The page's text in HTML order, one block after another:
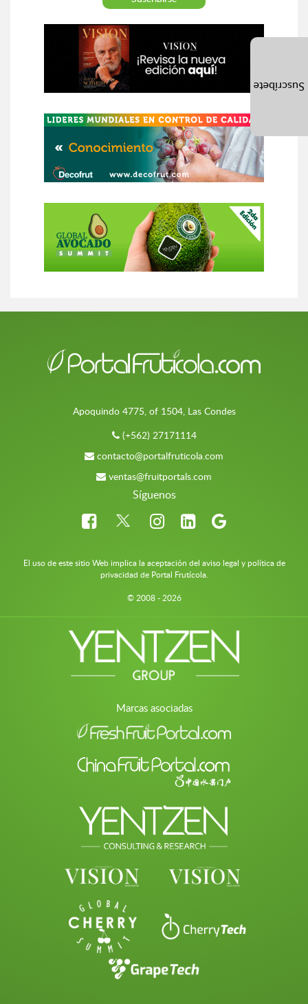
Apoquindo 4775, of 1504, Las Condes
(+562) 27171114
contacto@portalfruticola.com
ventas@fruitportals.com
Síguenos
El uso de este sitio Web implica la aceptación del aviso legal y política de
privacidad de Portal Frutícola.
© 2008 - 2026
Marcas asociadas
Suscríbete